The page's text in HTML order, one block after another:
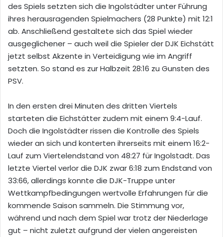
des Spiels setzten sich die Ingolstädter unter Führung
ihres herausragenden Spielmachers (28 Punkte) mit 12:1
ab. Anschließend gestaltete sich das Spiel wieder
ausgeglichener – auch weil die Spieler der DJK Eichstätt
jetzt selbst Akzente in Verteidigung wie im Angriff
setzten. So stand es zur Halbzeit 28:16 zu Gunsten des
PSV.
In den ersten drei Minuten des dritten Viertels
starteten die Eichstätter zudem mit einem 9:4-Lauf.
Doch die Ingolstädter rissen die Kontrolle des Spiels
wieder an sich und konterten ihrerseits mit einem 16:2-
Lauf zum Viertelendstand von 48:27 für Ingolstadt. Das
letzte Viertel verlor die DJK zwar 6:18 zum Endstand von
33:66, allerdings konnte die DJK-Truppe unter
Wettkampfbedingungen wertvolle Erfahrungen für die
kommende Saison sammeln. Die Stimmung vor,
während und nach dem Spiel war trotz der Niederlage
gut – nicht zuletzt aufgrund der vielen angereisten